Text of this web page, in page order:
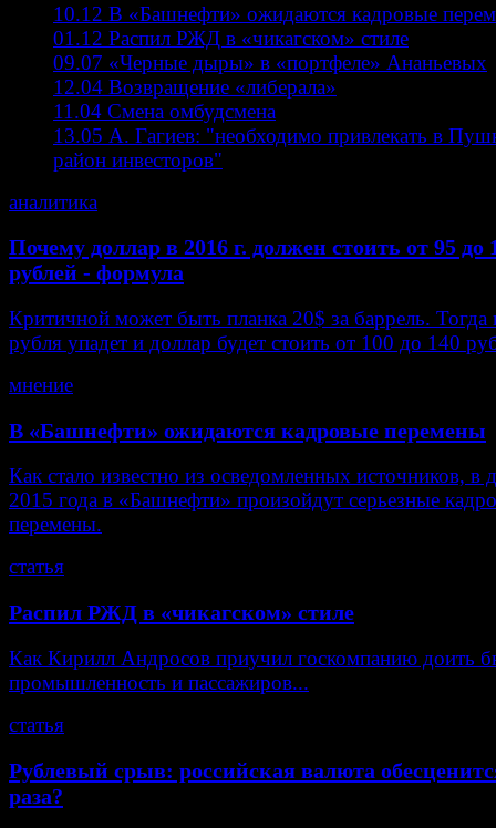
10.12 В «Башнефти» ожидаются кадровые
01.12 Распил РЖД в «чикагском» стиле
09.07 «Черные дыры» в «портфеле» Ананьевых
12.04 Возвращение «либерала»
11.04 Смена омбудсмена
13.05 А. Гагиев: "необходимо привлекать в
район инвесторов"
аналитика
Почему доллар в 2016 г. должен стоить от 95 до
рублей - формула
Критичной может быть планка 20$ за баррель. Тогда
рубля упадет и доллар будет стоить от 100 до 140
мнение
В «Башнефти» ожидаются кадровые перемены
Как стало известно из осведомленных источников, в
2015 года в «Башнефти» произойдут серьезные
перемены.
статья
Распил РЖД в «чикагском» стиле
Как Кирилл Андросов приучил госкомпанию доить
промышленность и пассажиров...
статья
Рублевый срыв: российская валюта
раза?